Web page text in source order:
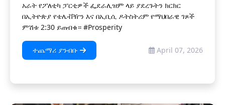
አራት የፖለቲካ ፓርቲዎች ፌደራሊዝም ላይ ያደረጉትን ክርክር
በኢትዮጵያ የቴሌቭዥን እና በኢቢሲ ዶትስትሪም የማህበራዊ ገጾች
ምሽቱ 2:30 ይጠብቁ። #Prosperity
ተጨማሪ ያንብቡ April 07, 2026